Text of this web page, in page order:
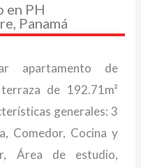
en PH
Panamá
apartamento de
de 192.71m²
generales: 3
Comedor, Cocina y
Área de estudio,